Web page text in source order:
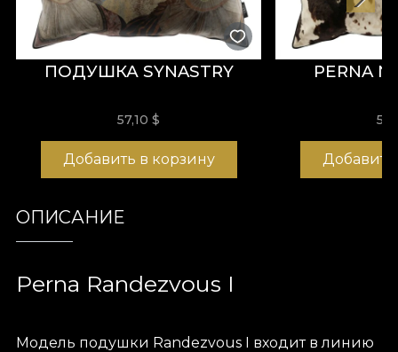
ПОДУШКА SYNASTRY
57,10$
Добавить в корзину
PERNA
ОПИСАНИЕ
Perna Randezvous I
Модель подушки Randezvous I входит в линию